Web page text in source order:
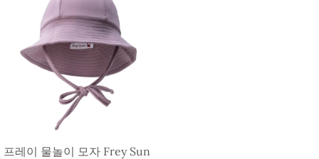
프레이 물놀이 모자 Frey Sun